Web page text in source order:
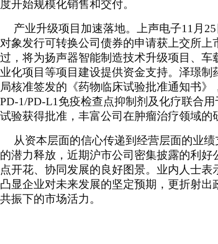
度开始规模化销售和交付。
产业升级项目加速落地。上声电子11月
对象发行可转换公司债券的申请获上交所上
过，将为扬声器智能制造技术升级项目、车
业化项目等项目建设提供资金支持。泽璟制
局核准签发的《药物临床试验批准通知书》
PD-1/PD-L1免疫检查点抑制剂及化疗联合
试验获得批准，丰富公司在肿瘤治疗领域的
从资本层面的信心传递到经营层面的业
的潜力释放，近期沪市公司密集披露的利好
点开花、协同发展的良好图景。业内人士表
凸显企业对未来发展的坚定预期，更折射出
共振下的市场活力。